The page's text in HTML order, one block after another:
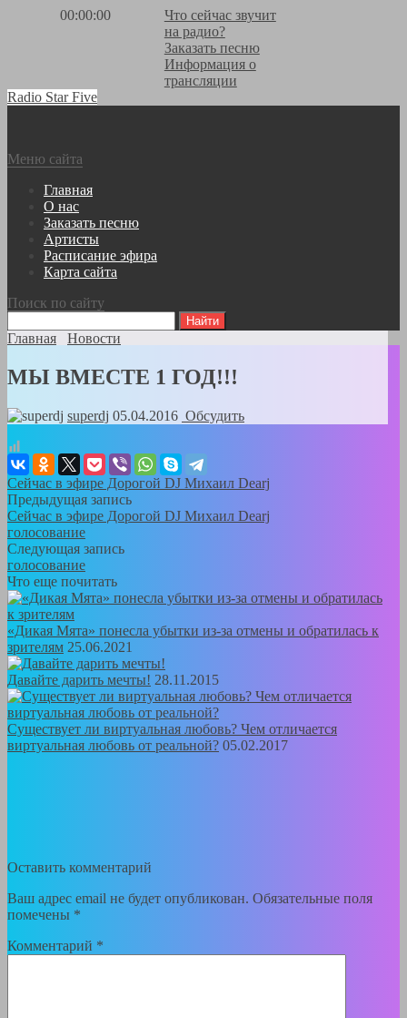
00:00:00
Что сейчас звучит
на радио?
Заказать песню
Информация о
трансляции
Radio Star Five
Меню сайта
Главная
О нас
Заказать песню
Артисты
Расписание эфира
Карта сайта
Поиск по сайту
Главная Новости
МЫ ВМЕСТЕ 1 ГОД!!!
superdj 05.04.2016 Обсудить
Сейчас в эфире Дорогой DJ Михаил Dearj
Предыдущая запись
Сейчас в эфире Дорогой DJ Михаил Dearj
голосование
Следующая запись
голосование
Что еще почитать
«Дикая Мята» понесла убытки из-за отмены и обратилась к
зрителям 25.06.2021
Давайте дарить мечты! 28.11.2015
Существует ли виртуальная любовь? Чем отличается
виртуальная любовь от реальной? 05.02.2017
Оставить комментарий
Ваш адрес email не будет опубликован. Обязательные поля
помечены *
Комментарий *